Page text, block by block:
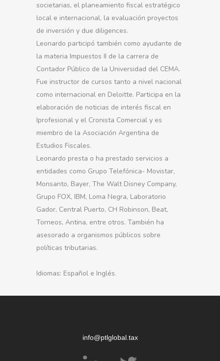
societarias, el planeamiento fiscal estratégico
local e internacional, la evaluación proyectos
de inversión y due diligences.
Leonardo participó también como ayudante de
la materia Impuestos II de la carrera de
Contador Público de la Universidad del CEMA.
Fue instructor de cursos tanto a nivel nacional
como internacional en Deloitte. Participa en la
elaboración de noticias de interés fiscal en
Iprofesional y el Cronista Comercial y es
miembro de la Asociación Argentina de
Estudios Fiscales.
Leonardo presta o ha prestado servicios a
entidades como Grupo Telefónica- Movistar,
Monsanto, Bayer, The Walt Disney Company,
Grupo FOX, IBM, Loma Negra, Laboratorio
Gador, Central Puerto, CH Robinson, Beat,
Torneos, Antina, entre otros. También ha
asesorado a organismos públicos sobre
políticas tributarias.
Idiomas: Español e Inglés.
info@ptlglobal.tax